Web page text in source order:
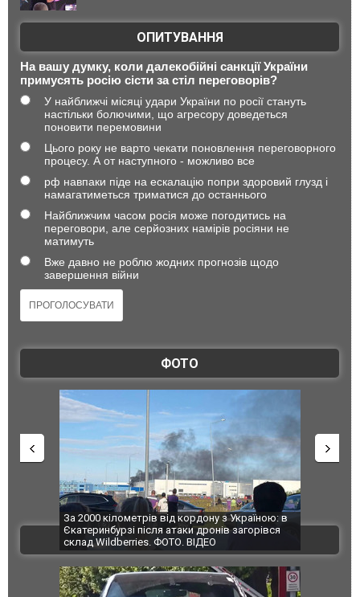
ОПИТУВАННЯ
На вашу думку, коли далекобійні санкції України
примусять росію сісти за стіл переговорів?
У найближчі місяці удари України по росії стануть
настільки болючими, що агресору доведеться
поновити перемовини
Цього року не варто чекати поновлення переговорного
процесу. А от наступного - можливо все
рф навпаки піде на ескалацію попри здоровий глузд і
намагатиметься триматися до останнього
Найближчим часом росія може погодитись на
переговори, але серйозних намірів росіяни не
матимуть
Вже давно не роблю жодних прогнозів щодо
завершення війни
ФОТО
За 2000 кілометрів від кордону з Україною: в
Єкатеринбурзі після атаки дронів загорівся
склад Wildberries. ФОТО. ВІДЕО
"Мої
ВІДЕО